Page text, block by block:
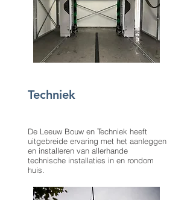
Techniek
De Leeuw Bouw en Techniek heeft
uitgebreide ervaring met het aanleggen
en installeren van allerhande
technische installaties in en rondom
huis.